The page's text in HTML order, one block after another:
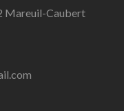
Mareuil-Caubert